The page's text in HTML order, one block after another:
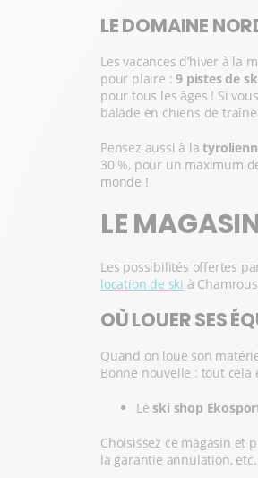
LE DOMAINE
Les vacances d’hiver à la
pour plaire :9 pistes de
pour tous les âges ! Si
balade en chiens de
Pensez aussi à la
30 %, pour un maximum
monde !
LE
Les possibilités offertes
location de ski à
OÙ LOUER SES
Quand on loue son
Bonne nouvelle : tout
Leski shop
Choisissez ce magasin et
la garantie annulation,